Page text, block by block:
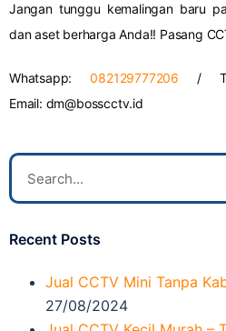
Jangan tunggu kemalingan baru
dan aset berharga Anda!! Pasang
Whatsapp:082129777206 /
Email: dm@bosscctv.id
Recent Posts
Jual CCTV Mini Tanpa
27/08/2024